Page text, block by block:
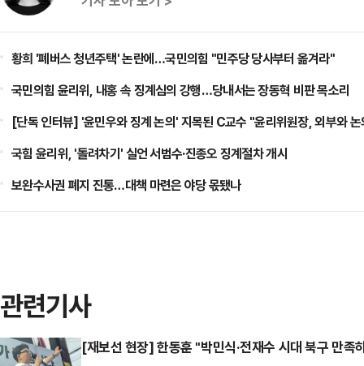
황희 '폐버스 청년주택' 논란에…국민의힘 "민주당 당사부터 옮겨라"
국민의힘 윤리위, 내홍 속 징계심의 강행…당내서는 장동혁 비판 목소리
[단독 인터뷰] '윤민우와 징계 논의' 지목된 C교수 "윤리위원장, 외부와
국힘 윤리위, '돌려차기' 실언 서범수·진종오 징계절차 개시
보완수사권 폐지 진통…대책 마련은 야당 몫됐나
관련기사
[재보선 현장] 한동훈 "박민식·전재수 시대 북구 만